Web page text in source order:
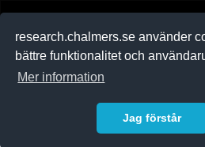
research.chalmers.se använder
bättre funktionalitet och
Mer information
Jag förstår